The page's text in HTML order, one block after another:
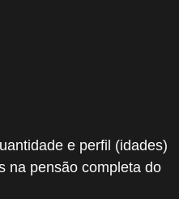
e perfil (idades)
na pensão completa do